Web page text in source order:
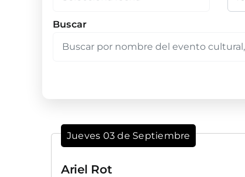
Buscar
Jueves 03 de Septiembre
Ariel Rot